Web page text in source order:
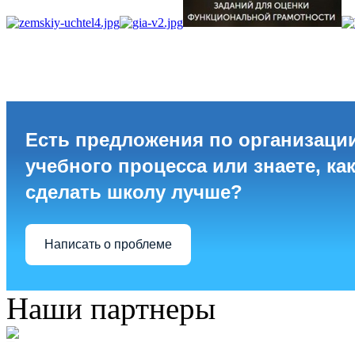
Есть предложения по
учебного процесса или знаете, как
сделать школу лучше?
Написать о проблеме
Наши партнеры